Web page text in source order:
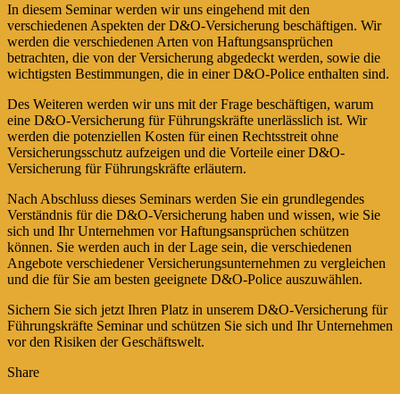
In diesem Seminar werden wir uns eingehend mit den
verschiedenen Aspekten der D&O-Versicherung beschäftigen. Wir
werden die verschiedenen Arten von Haftungsansprüchen
betrachten, die von der Versicherung abgedeckt werden, sowie die
wichtigsten Bestimmungen, die in einer D&O-Police enthalten sind.
Des Weiteren werden wir uns mit der Frage beschäftigen, warum
eine D&O-Versicherung für Führungskräfte unerlässlich ist. Wir
werden die potenziellen Kosten für einen Rechtsstreit ohne
Versicherungsschutz aufzeigen und die Vorteile einer D&O-
Versicherung für Führungskräfte erläutern.
Nach Abschluss dieses Seminars werden Sie ein grundlegendes
Verständnis für die D&O-Versicherung haben und wissen, wie Sie
sich und Ihr Unternehmen vor Haftungsansprüchen schützen
können. Sie werden auch in der Lage sein, die verschiedenen
Angebote verschiedener Versicherungsunternehmen zu vergleichen
und die für Sie am besten geeignete D&O-Police auszuwählen.
Sichern Sie sich jetzt Ihren Platz in unserem D&O-Versicherung für
Führungskräfte Seminar und schützen Sie sich und Ihr Unternehmen
vor den Risiken der Geschäftswelt.
Share